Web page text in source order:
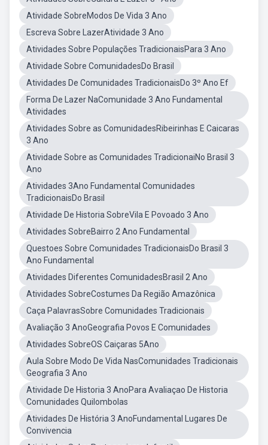
Atividade SobreModos De Vida 3 Ano
Escreva Sobre LazerAtividade 3 Ano
Atividades Sobre Populações TradicionaisPara 3 Ano
Atividade Sobre ComunidadesDo Brasil
Atividades De Comunidades TradicionaisDo 3º Ano Ef
Forma De Lazer NaComunidade 3 Ano Fundamental
Atividades
Atividades Sobre as ComunidadesRibeirinhas E Caicaras
3 Ano
Atividade Sobre as Comunidades TradicionaiNo Brasil 3
Ano
Atividades 3Ano Fundamental Comunidades
TradicionaisDo Brasil
Atividade De Historia SobreVila E Povoado 3 Ano
Atividades SobreBairro 2 Ano Fundamental
Questoes Sobre Comunidades TradicionaisDo Brasil 3
Ano Fundamental
Atividades Diferentes ComunidadesBrasil 2 Ano
Atividades SobreCostumes Da Região Amazônica
Caça PalavrasSobre Comunidades Tradicionais
Avaliação 3 AnoGeografia Povos E Comunidades
Atividades SobreOS Caiçaras 5Ano
Aula Sobre Modo De Vida NasComunidades Tradicionais
Geografia 3 Ano
Atividade De Historia 3 AnoPara Avaliaçao De Historia
Comunidades Quilombolas
Atividades De História 3 AnoFundamental Lugares De
Convivencia